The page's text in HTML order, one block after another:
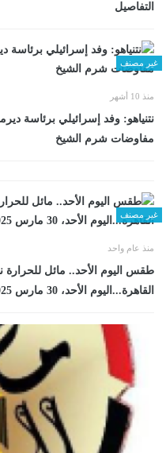
التفاصيل
غير مصنف
منذ 10 أشهر
نتنياهو: وفد إسرائيلي برئاسة
مفاوضات شرم الشيخ
غير مصنف
منذ عام واحد
طقس اليوم الأحد.. مائل للحرارة
القاهرة...اليوم الأحد، 30 مارس 2025 08:22 صـ منذ 55 دقيقة